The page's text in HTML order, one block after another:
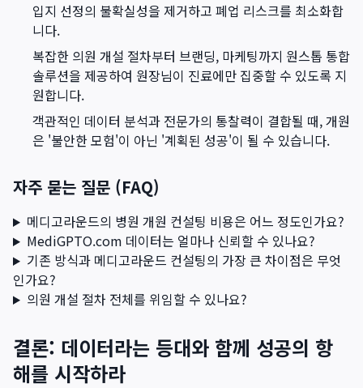
입지 선정의 불확실성을 제거하고 폐업 리스크를 최소화합
니다.
복잡한 의원 개설 절차부터 브랜딩, 마케팅까지 원스톱 통합
솔루션을 제공하여 원장님이 진료에만 집중할 수 있도록 지
원합니다.
객관적인 데이터 분석과 전문가의 통찰력이 결합될 때, 개원
은 '불안한 모험'이 아닌 '계획된 성공'이 될 수 있습니다.
자주 묻는 질문 (FAQ)
메디고라운드의 병원 개원 컨설팅 비용은 어느 정도인가요?
MediGPTO.com 데이터는 얼마나 신뢰할 수 있나요?
기존 방식과 메디고라운드 컨설팅의 가장 큰 차이점은 무엇
인가요?
의원 개설 절차 전체를 위임할 수 있나요?
결론: 데이터라는 등대와 함께 성공의 항
해를 시작하라